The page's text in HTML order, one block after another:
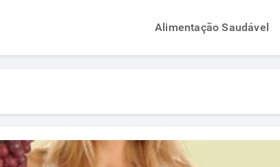
Alimentação Saudável